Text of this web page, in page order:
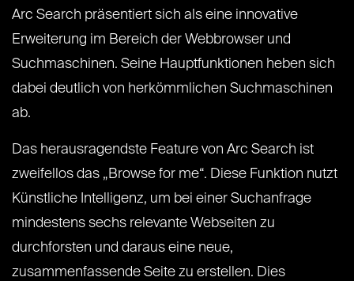
Arc Search präsentiert sich als eine innovative
Erweiterung im Bereich der Webbrowser und
Suchmaschinen. Seine Hauptfunktionen heben sich
dabei deutlich von herkömmlichen Suchmaschinen
ab.
Das herausragendste Feature von Arc Search ist
zweifellos das „Browse for me“. Diese Funktion nutzt
Künstliche Intelligenz, um bei einer Suchanfrage
mindestens sechs relevante Webseiten zu
durchforsten und daraus eine neue,
zusammenfassende Seite zu erstellen. Dies